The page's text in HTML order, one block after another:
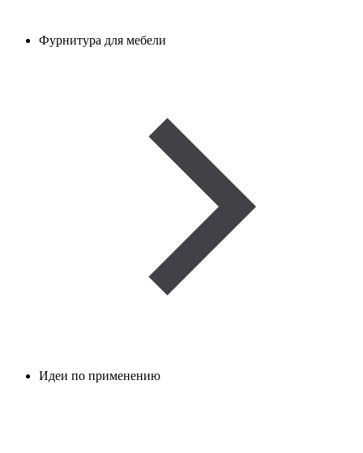
Фурнитура для мебели
Идеи по применению